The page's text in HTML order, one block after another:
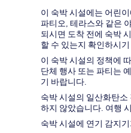
이 숙박 시설에는 어린
파티오, 테라스와 같은
되시면 도착 전에 숙박
할 수 있는지 확인하시
이 숙박 시설의 정책에
단체 행사 또는 파티는
기 바랍니다.
숙박 시설의 일산화탄
하지 않았습니다. 여행
숙박 시설에 연기 감지